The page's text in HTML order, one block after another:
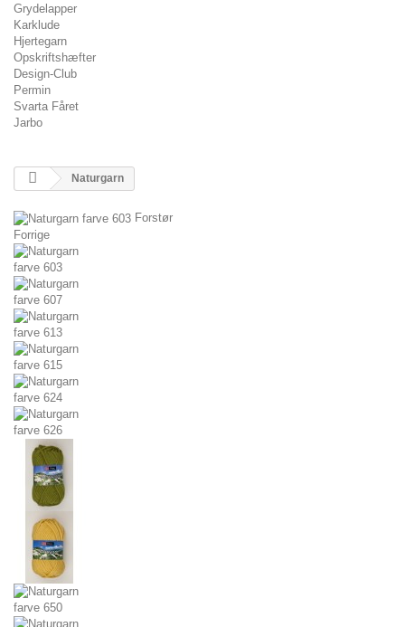
Grydelapper
Karklude
Hjertegarn
Opskriftshæfter
Design-Club
Permin
Svarta Fåret
Jarbo
Naturgarn
Forstør
Forrige